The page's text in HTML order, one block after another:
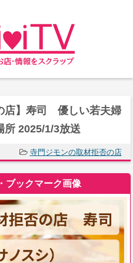
店】寿司 優しい若夫婦
所 2025/1/3放送
寺門ジモンの取材拒否の店
ブックマーク画像